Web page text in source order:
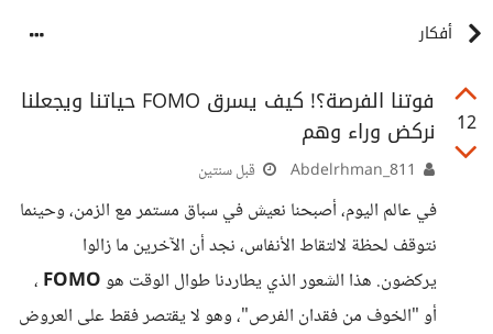
أفكار
12
فوتنا الفرصة؟! كيف يسرق FOMO حياتنا ويجعلنا
نركض وراء وهم
قبل سنتين
في عالم اليوم، أصبحنا نعيش في سباق مستمر مع الزمن، وحينما
نتوقف لحظة لالتقاط الأنفاس، نجد أن الآخرين ما زالوا
يركضون. هذا الشعور الذي يطاردنا طوال الوقت هوFOMO ،
أو "الخوف من فقدان الفرص"، وهو لا يقتصر فقط على العروض